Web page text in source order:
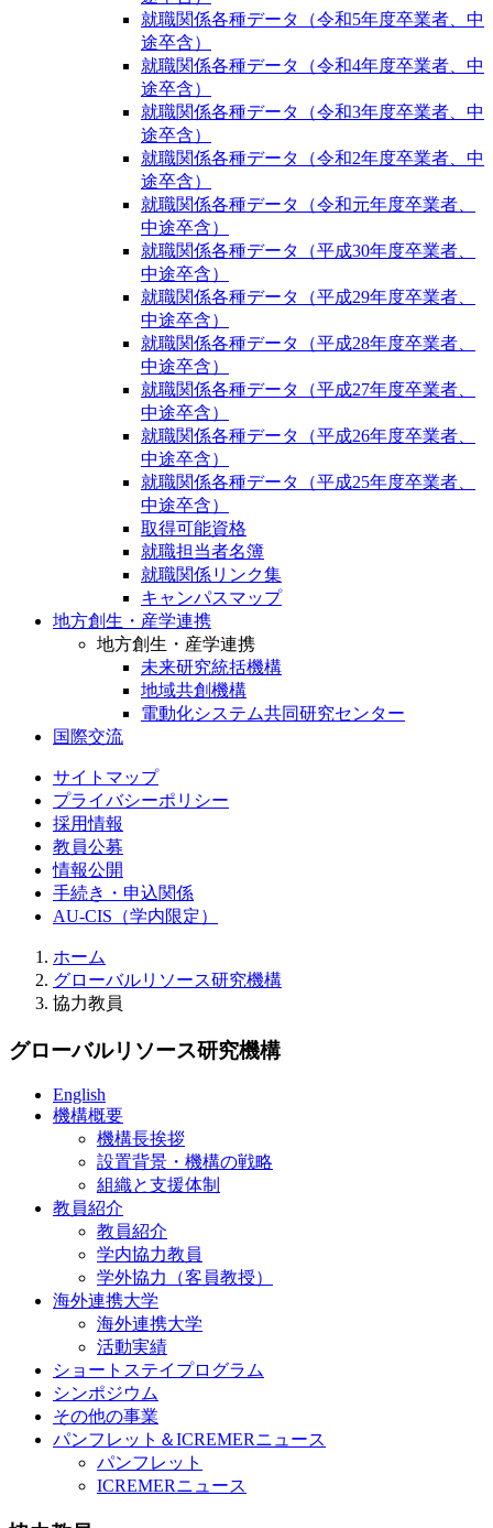
就職関係各種データ（令和5年度卒業者、中
途卒含）
就職関係各種データ（令和4年度卒業者、中
途卒含）
就職関係各種データ（令和3年度卒業者、中
途卒含）
就職関係各種データ（令和2年度卒業者、中
途卒含）
就職関係各種データ（令和元年度卒業者、
中途卒含）
就職関係各種データ（平成30年度卒業者、
中途卒含）
就職関係各種データ（平成29年度卒業者、
中途卒含）
就職関係各種データ（平成28年度卒業者、
中途卒含）
就職関係各種データ（平成27年度卒業者、
中途卒含）
就職関係各種データ（平成26年度卒業者、
中途卒含）
就職関係各種データ（平成25年度卒業者、
中途卒含）
取得可能資格
就職担当者名簿
就職関係リンク集
キャンパスマップ
地方創生・産学連携
地方創生・産学連携
未来研究統括機構
地域共創機構
電動化システム共同研究センター
国際交流
サイトマップ
プライバシーポリシー
採用情報
教員公募
情報公開
手続き・申込関係
AU-CIS（学内限定）
ホーム
グローバルリソース研究機構
協力教員
グローバルリソース研究機構
English
機構概要
機構長挨拶
設置背景・機構の戦略
組織と支援体制
教員紹介
教員紹介
学内協力教員
学外協力（客員教授）
海外連携大学
海外連携大学
活動実績
ショートステイプログラム
シンポジウム
その他の事業
パンフレット＆ICREMERニュース
パンフレット
ICREMERニュース